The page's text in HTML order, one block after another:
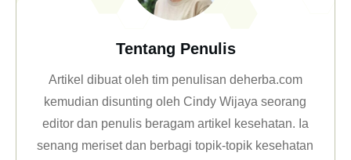
Tentang Penulis
Artikel dibuat oleh tim penulisan deherba.com
kemudian disunting oleh Cindy Wijaya seorang
editor dan penulis beragam artikel kesehatan. Ia
senang meriset dan berbagi topik-topik kesehatan